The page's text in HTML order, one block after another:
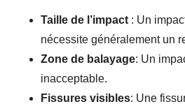
Taille de l’impact : Un
nécessite généralement un
Zone de balayage: Un
inacceptable.
Fissures visibles: Une